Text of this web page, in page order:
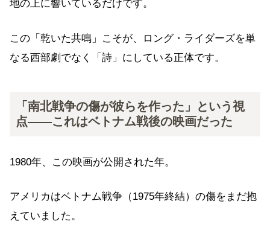
地の上に響いているだけです。
この「乾いた共鳴」こそが、ロング・ライダーズを単
なる西部劇でなく「詩」にしている正体です。
「南北戦争の傷が彼らを作った」という視
点——これはベトナム戦後の映画だった
1980年、この映画が公開された年。
アメリカはベトナム戦争（1975年終結）の傷をまだ抱
えていました。